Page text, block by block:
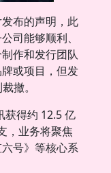
布的声明，此
司能够顺利、
作和发行团队
或项目，但发
撤。
获得约 12.5 亿
，业务将聚焦
号》等核心系